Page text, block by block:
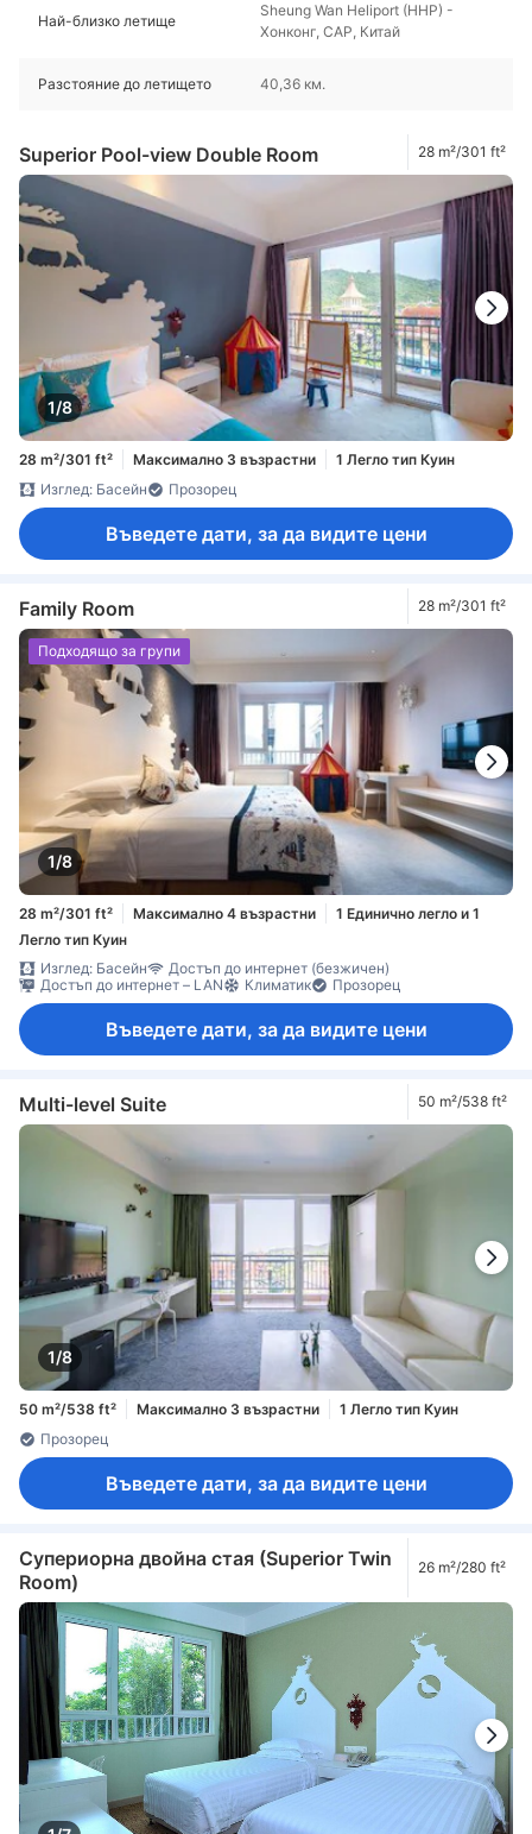
Най-близко летище
Sheung Wan Heliport (HHP) -
Хонконг, САР, Китай
Разстояние до летището 40,36 км.
Superior Pool-view Double Room 28 m²/301 ft²
1/8
28 m²/301 ft² Максимално 3 възрастни
1 Легло тип Куин
Изглед: Басейн
Прозорец
Въведете дати, за да видите цени
Family Room 28 m²/301 ft²
1/8
Подходящо за групи
28 m²/301 ft² Максимално 4 възрастни
1 Единично легло и 1
Легло тип Куин
Изглед: Басейн
Достъп до интернет (безжичен)
Достъп до интернет – LAN
Климатик Прозорец
Въведете дати, за да видите цени
Multi-level Suite 50 m²/538 ft²
1/8
50 m²/538 ft² Максимално 3 възрастни
1 Легло тип Куин
Прозорец
Въведете дати, за да видите цени
Супериорна двойна стая (Superior Twin
Room)
26 m²/280 ft²